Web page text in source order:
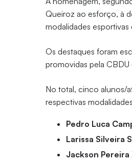
Queiroz ao esforço, à
modalidades
Os destaques foram
promovidas pela
No total, cinco alunos/
respectivas
Pedro Luca
Larissa Silveira
Jackson Pereira